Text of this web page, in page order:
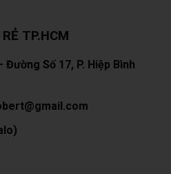
TP.HCM
Số 17, P. Hiệp Bình